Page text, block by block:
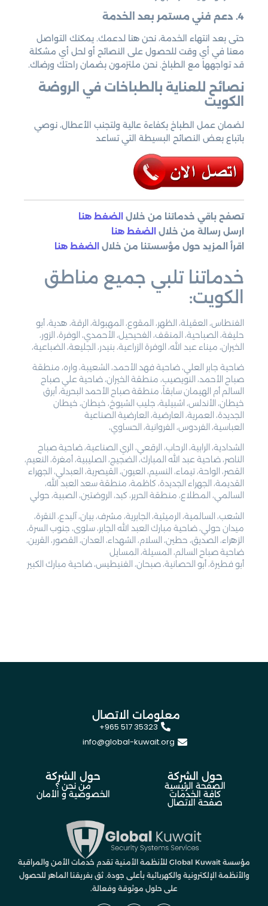
4. دعم فني مستمر بعد الخدمة
حتى بعد انتهاء الخدمة، نحن هنا لدعمك. يمكنك التواصل
معنا في أي وقت للحصول على النصائح أو لحل أي مشكلة
قد تواجهها مع الطباخ. نحن ملتزمون بضمان راحتك ورضاك.
نصائح للعناية بالطباخات في الروضة
الكويت
لضمان عمل الطباخ بكفاءة عالية ولتجنب الأعطال، نوصي
باتباع بعض النصائح البسيطة التي تساعد
تصفح باقي خدماتنا من خلال الضغط هنا
ارسل رسالة من خلال
الضغط هنا
اقرأ المزيد حول مؤسستنا من خلال
الضغط هنا
خدماتنا تلبي جميع مناطق
الكويت:
الفنطاس، العقيلة، الظهر، المقوع، المهبولة، الرقة، هدية، أبو
حليفة، الصباحية، المنقف، الفحيحيل، الأحمدي، الوفرة، الزور،
الخيران، ميناء عبد الله، الوفرة الزراعية، بنيدر، الجليعة، الضباعية،
ضاحية جابر العلي، ضاحية فهد الأحمد، الشعيبة، واره، منطقة
صباح الأحمد، النويصيب، منطقة الخيران، ضاحية علي صباح
السالم أم الهيمان سابقاً، منطقة صباح الأحمد البحرية، أبرق
خيطان، الأندلس، اشبيلية، جليب الشيوخ، خيطان، خيطان
الجديدة، العمرية، العارضية، العارضية الصناعية
العباسية، الفردوس، الفروانية، الحساوي،
الشدادية، الرابية، الرحاب، الرقعي، الري الصناعية، ضاحية صباح
الناصر، ضاحية عبد الله المبارك، الضجيج، الصليبية، أمغرة، النعيم،
القصر، الواحة، تيماء، النسيم، العيون، القيصرية، العبدلي، الجهراء
القديمة، الجهراء الجديدة، كاظمة، منطقة سعد العبد الله،
السالمي، المطلاع، منطقة الحرير، كبد، الروضتين، الصبية، حولي
الشعب، السالمية، الرميثية، الجابرية، مشرف، بيان، آلبدع، النقرة،
ميدان حولي، ضاحية مبارك العبد الله الجابر، سلوى، جنوب السرة،
الزهراء، الصديق، حطين، السلام، الشهداء، العدان، القصور، القرين،
ضاحية صباح السالم، المسيلة، المسايل
أبو فطيرة، أبو الحصانية، صبحان، الفنيطيس، ضاحية مبارك الكبير
معلومات الاتصال
+965 517 35323
info@global-kuwait.org
حول الشركة
الصفحة الرئيسية
كافة الخدمات
صفحة الاتصال
حول الشركة
من نحن ؟
الخصوصية و الأمان
مؤسسة Global Kuwait للأنظمة الأمنية تقدم خدمات الأمن والمراقبة
والأنظمة الإلكترونية والكهربائية بأعلى جودة. ثق بفريقنا الماهر للحصول
على حلول موثوقة وفعالة.